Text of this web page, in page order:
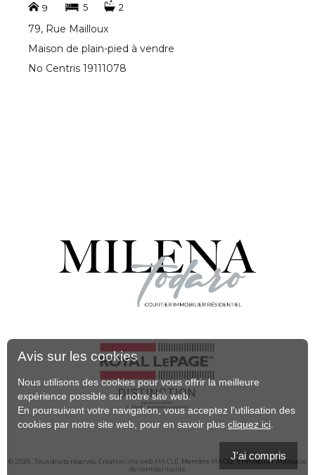
9 5 2
79, Rue Mailloux
Maison de plain-pied à vendre
No Centris 19111078
© 2026 , Tous droits réservés, Création site web MA CLÉ , Membre MA CLÉ Immobilier,Politique
de confidentialité
Avis sur les cookies
Nous utilisons des cookies pour vous offrir la meilleure
expérience possible sur notre site web.
En poursuivant votre navigation, vous acceptez l'utilisation des
cookies par notre site web, pour en savoir plus cliquez ici
J'ai compris